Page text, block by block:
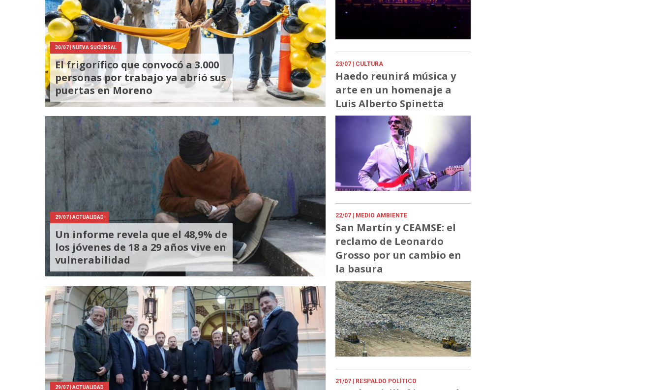
30/07 | NUEVA SUCURSAL
El frigorífico que convocó a 3.000
personas por trabajo ya abrió sus
puertas en Moreno
29/07 | ACTUALIDAD
Un informe revela que el 48,9% de
los jóvenes de 18 a 29 años vive en
vulnerabilidad
29/07 | ACTUALIDAD
23/07| CULTURA
Haedo reunirá música y
arte en un homenaje a
Luis Alberto Spinetta
22/07| MEDIO AMBIENTE
San Martín y CEAMSE: el
reclamo de Leonardo
Grosso por un cambio en
la basura
21/07| RESPALDO POLÍTICO